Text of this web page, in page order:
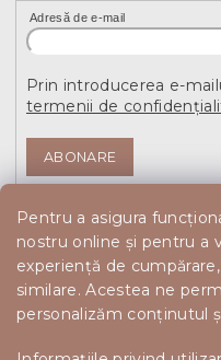
Pentru a asigura
nostru online și pentru a
experiență de
similare. Acestea ne
personalizăm conținutul
Adresă de e-mail
Prin introducerea e-
termenii de
ABONARE